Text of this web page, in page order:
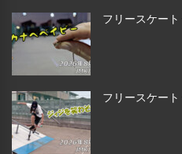
フリースケー
フリースケー